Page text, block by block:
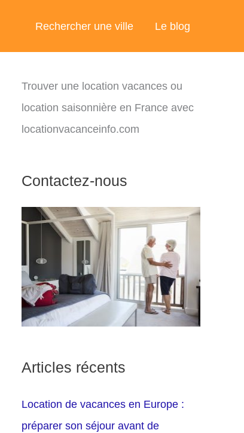
Rechercher une ville Le blog
Trouver une location vacances ou
location saisonnière en France avec
locationvacanceinfo.com
Contactez-nous
Articles récents
Location de vacances en Europe :
préparer son séjour avant de